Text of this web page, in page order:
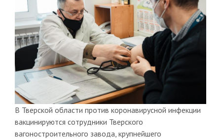
В Тверской области против коронавирусной инфекции
вакцинируются сотрудники Тверского
вагоностроительного завода, крупнейшего